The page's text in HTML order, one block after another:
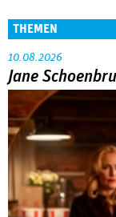
THEMEN
10.08.2026
Jane